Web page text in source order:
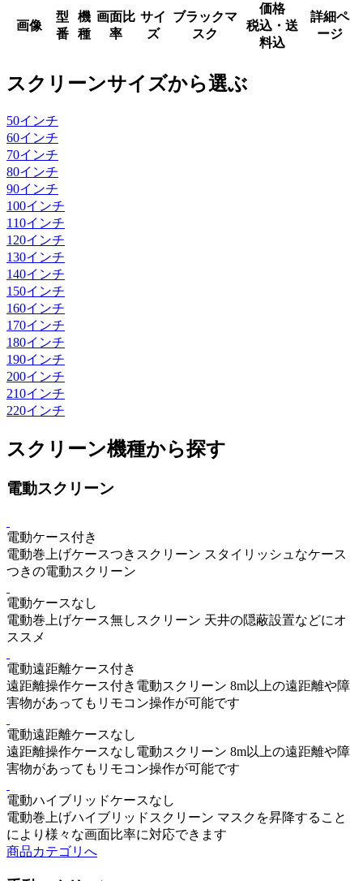
画像
型
番
機
種
画面比
率
サイ
ズ
ブラックマ
スク
価格
税込・送
料込
詳細ペ
ージ
スクリーンサイズから選ぶ
50インチ
60インチ
70インチ
80インチ
90インチ
100インチ
110インチ
120インチ
130インチ
140インチ
150インチ
160インチ
170インチ
180インチ
190インチ
200インチ
210インチ
220インチ
スクリーン機種から探す
電動スクリーン
電動ケース付き
電動巻上げケースつきスクリーン スタイリッシュなケース
つきの電動スクリーン
電動ケースなし
電動巻上げケース無しスクリーン 天井の隠蔽設置などにオ
ススメ
電動遠距離ケース付き
遠距離操作ケース付き電動スクリーン 8m以上の遠距離や障
害物があってもリモコン操作が可能です
電動遠距離ケースなし
遠距離操作ケースなし電動スクリーン 8m以上の遠距離や障
害物があってもリモコン操作が可能です
電動ハイブリッドケースなし
電動巻上げハイブリッドスクリーン マスクを昇降すること
により様々な画面比率に対応できます
商品カテゴリへ